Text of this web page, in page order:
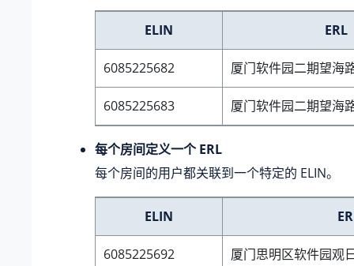
ELIN ERL
6085225682 厦门软件园二期望海
6085225683 厦门软件园二期望海
每个房间定义一个 ERL
每个房间的用户都关联到一个特定的 ELIN。
ELIN
6085225692 厦门思明区软件园观